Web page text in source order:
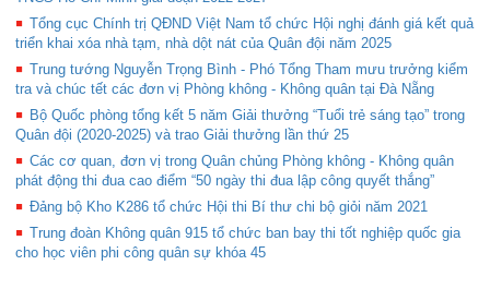
Tổng cục Chính trị QĐND Việt Nam tổ chức Hội nghị đánh giá kết quả
triển khai xóa nhà tạm, nhà dột nát của Quân đội năm 2025
Trung tướng Nguyễn Trọng Bình - Phó Tổng Tham mưu trưởng kiểm
tra và chúc tết các đơn vị Phòng không - Không quân tại Đà Nẵng
Bộ Quốc phòng tổng kết 5 năm Giải thưởng “Tuổi trẻ sáng tạo” trong
Quân đội (2020-2025) và trao Giải thưởng lần thứ 25
Các cơ quan, đơn vị trong Quân chủng Phòng không - Không quân
phát động thi đua cao điểm “50 ngày thi đua lập công quyết thắng”
Đảng bộ Kho K286 tổ chức Hội thi Bí thư chi bộ giỏi năm 2021
Trung đoàn Không quân 915 tổ chức ban bay thi tốt nghiệp quốc gia
cho học viên phi công quân sự khóa 45